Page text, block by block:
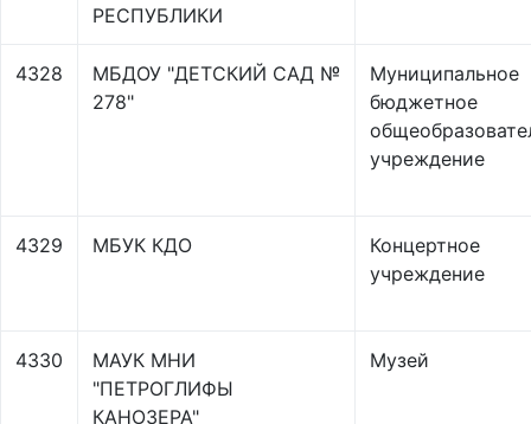
РЕСПУБЛИКИ
4328
МБДОУ "ДЕТСКИЙ САД №
278"
Муниципальное
бюджетное
учреждение
4329 МБУК КДО
Концертное
учреждение
4330
МАУК МНИ
"ПЕТРОГЛИФЫ
КАНОЗЕРА"
Музей